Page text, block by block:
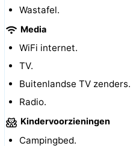
Wastafel.
Media
WiFi internet.
TV.
Buitenlandse TV zenders.
Radio.
Kindervoorzieningen
Campingbed.